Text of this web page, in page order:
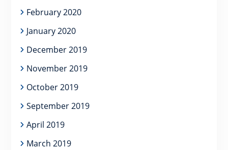
February 2020
January 2020
December 2019
November 2019
October 2019
September 2019
April 2019
March 2019